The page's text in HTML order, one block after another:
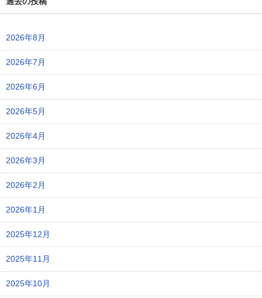
2026年8月
2026年7月
2026年6月
2026年5月
2026年4月
2026年3月
2026年2月
2026年1月
2025年12月
2025年11月
2025年10月